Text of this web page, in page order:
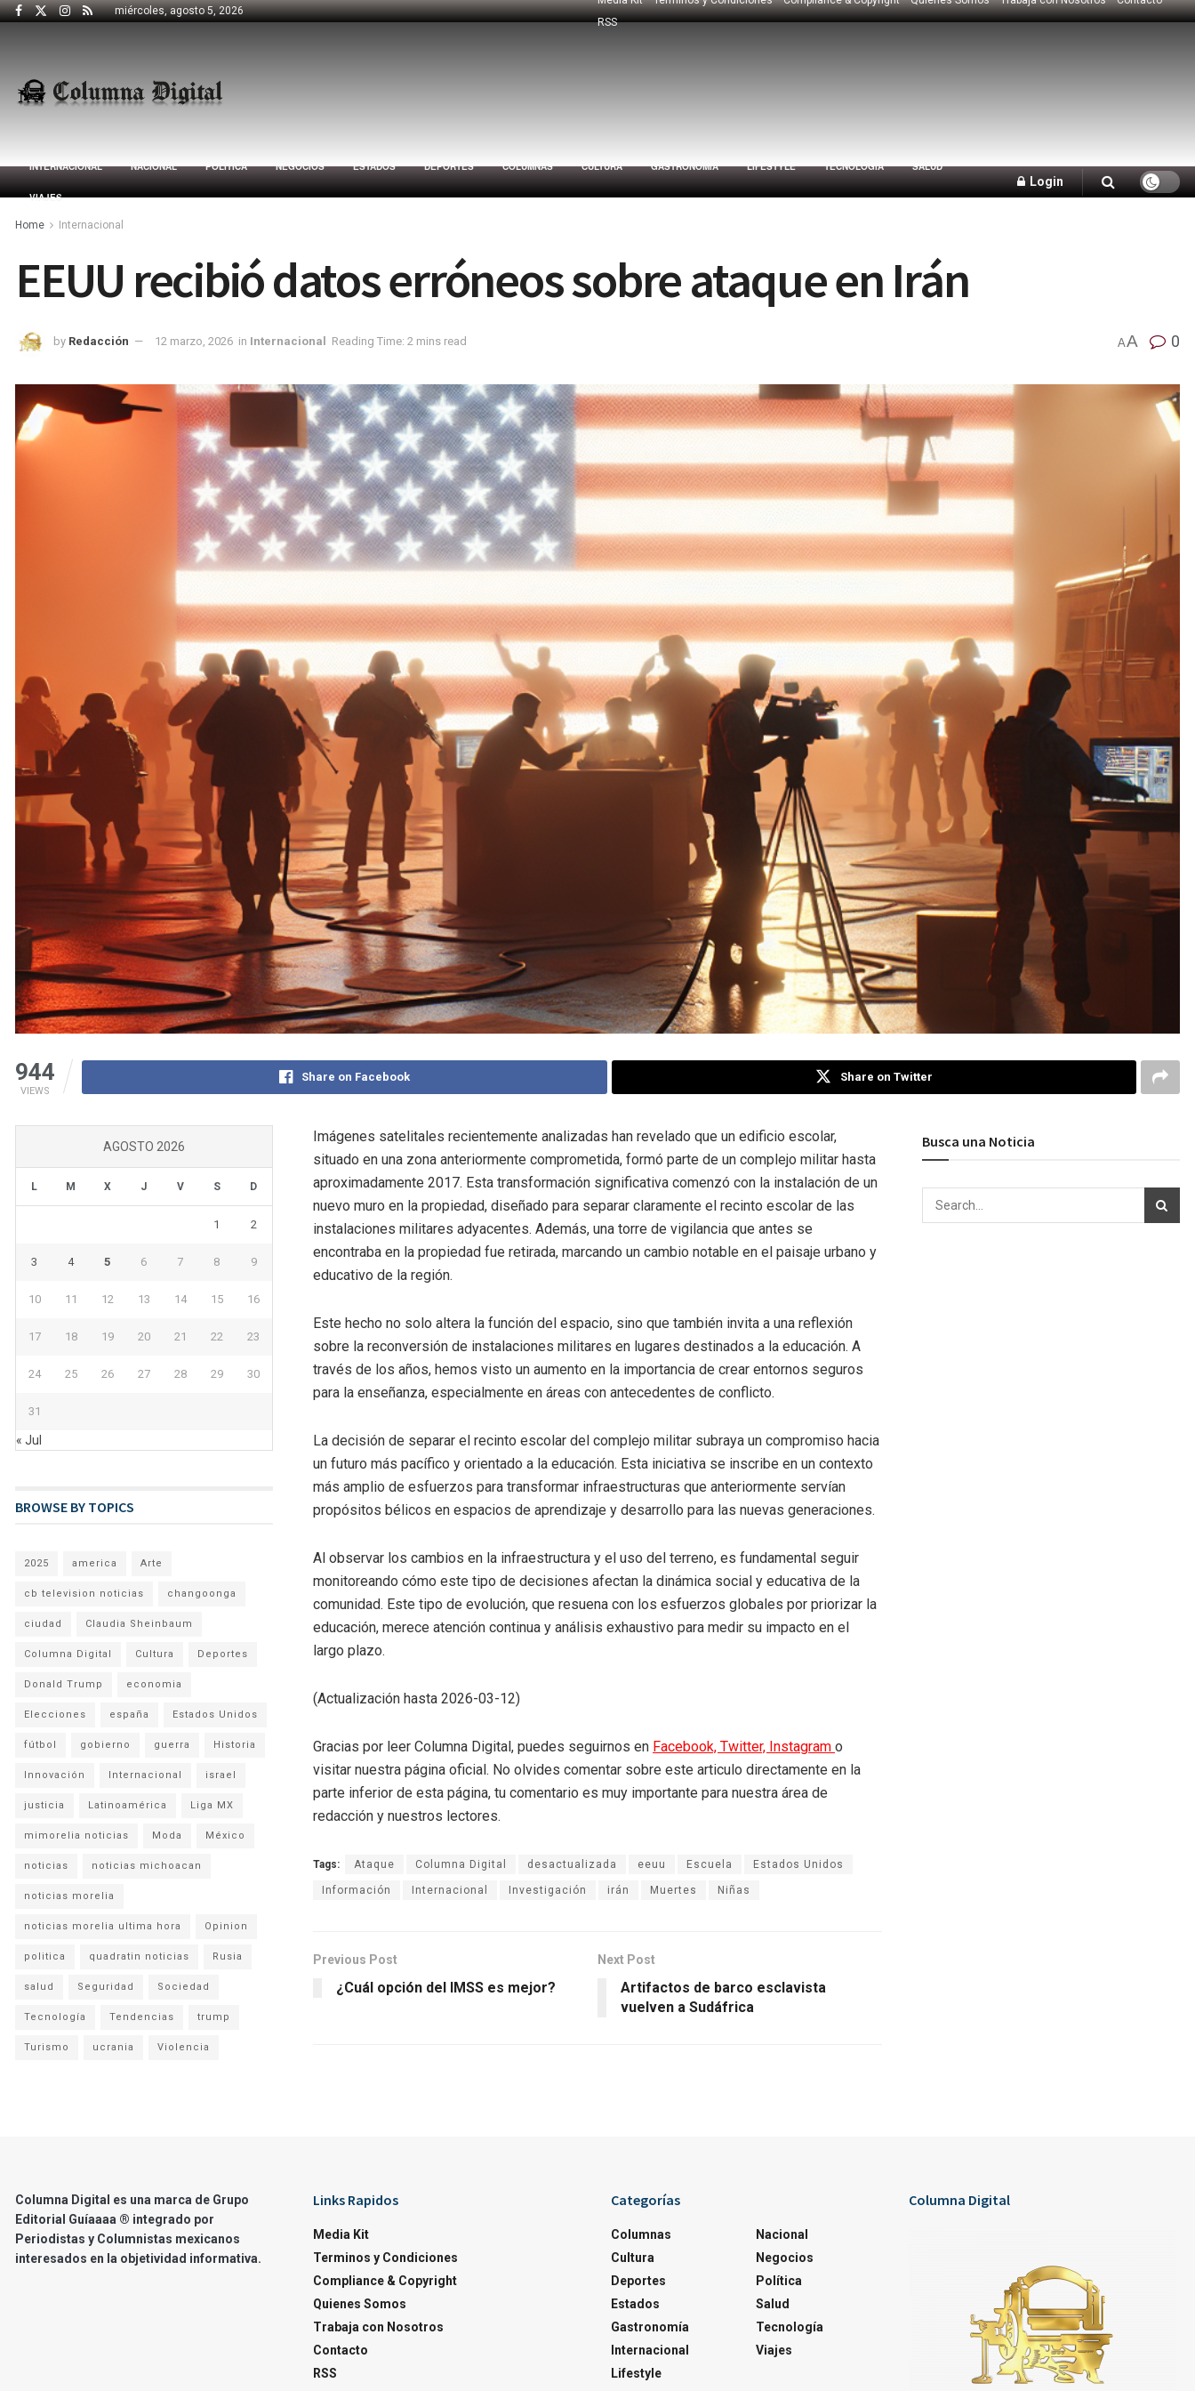
miércoles, agosto 5, 2026
RSS
INTERNACIONAL NACIONAL POLÍTICA NEGOCIOS ESTADOS DEPORTES COLUMNAS CULTURA GASTRONOMÍA LIFESTYLE TECNOLOGÍA SALUD
VIAJES
Login
Home Internacional
EEUU recibió datos erróneos sobre ataque en Irán
by Redacción 12 marzo, 2026 in Internacional Reading Time: 2 mins read AA 0
944
VIEWS
Share on Facebook Share on Twitter
Imágenes satelitales recientemente analizadas han revelado que un edificio escolar,
situado en una zona anteriormente comprometida, formó parte de un complejo militar hasta
aproximadamente 2017. Esta transformación significativa comenzó con la instalación de un
nuevo muro en la propiedad, diseñado para separar claramente el recinto escolar de las
instalaciones militares adyacentes. Además, una torre de vigilancia que antes se
encontraba en la propiedad fue retirada, marcando un cambio notable en el paisaje urbano y
educativo de la región.
Este hecho no solo altera la función del espacio, sino que también invita a una reflexión
sobre la reconversión de instalaciones militares en lugares destinados a la educación. A
través de los años, hemos visto un aumento en la importancia de crear entornos seguros
para la enseñanza, especialmente en áreas con antecedentes de conflicto.
La decisión de separar el recinto escolar del complejo militar subraya un compromiso hacia
un futuro más pacífico y orientado a la educación. Esta iniciativa se inscribe en un contexto
más amplio de esfuerzos para transformar infraestructuras que anteriormente servían
propósitos bélicos en espacios de aprendizaje y desarrollo para las nuevas generaciones.
Al observar los cambios en la infraestructura y el uso del terreno, es fundamental seguir
monitoreando cómo este tipo de decisiones afectan la dinámica social y educativa de la
comunidad. Este tipo de evolución, que resuena con los esfuerzos globales por priorizar la
educación, merece atención continua y análisis exhaustivo para medir su impacto en el
largo plazo.
(Actualización hasta 2026-03-12)
Gracias por leer Columna Digital, puedes seguirnos en Facebook, Twitter, Instagram o
visitar nuestra página oficial. No olvides comentar sobre este articulo directamente en la
parte inferior de esta página, tu comentario es muy importante para nuestra área de
redacción y nuestros lectores.
Tags: Ataque Columna Digital desactualizada eeuu Escuela Estados Unidos
Información Internacional Investigación irán Muertes Niñas
Previous Post
¿Cuál opción del IMSS es mejor?
Next Post
Artifactos de barco esclavista
vuelven a Sudáfrica
AGOSTO 2026
L M X J V S D
1 2
3 4 5 6 7 8 9
10 11 12 13 14 15 16
17 18 19 20 21 22 23
24 25 26 27 28 29 30
31
« Jul
BROWSE BY TOPICS
2025 america Arte
cb television noticias changoonga
ciudad Claudia Sheinbaum
Columna Digital Cultura Deportes
Donald Trump economia
Elecciones españa Estados Unidos
fútbol gobierno guerra Historia
Innovación Internacional israel
justicia Latinoamérica Liga MX
mimorelia noticias Moda México
noticias noticias michoacan
noticias morelia
noticias morelia ultima hora Opinion
politica quadratin noticias Rusia
salud Seguridad Sociedad
Tecnología Tendencias trump
Turismo ucrania Violencia
Busca una Noticia
Columna Digital es una marca de Grupo
Editorial Guíaaaa ® integrado por
Periodistas y Columnistas mexicanos
interesados en la objetividad informativa.
Links Rapidos
Media Kit
Terminos y Condiciones
Compliance & Copyright
Quienes Somos
Trabaja con Nosotros
Contacto
RSS
Categorías
Columnas
Cultura
Deportes
Estados
Gastronomía
Internacional
Lifestyle
Nacional
Negocios
Política
Salud
Tecnología
Viajes
Columna Digital